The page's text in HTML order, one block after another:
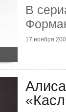
В
17 ноября